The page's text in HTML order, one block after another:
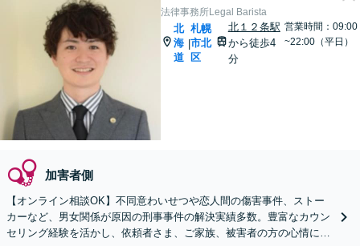
法律事務所Legal Barista
北
海
道
|
札幌
市北
区
北１２条駅
から徒歩4
分
営業時間：09:00
~22:00（平日）
加害者側
【オンライン相談OK】不同意わいせつや恋人間の傷害事件、ストー
カーなど、男女関係が原因の刑事事件の解決実績多数。豊富なカウン
セリング経験を活かし、依頼者さま、ご家族、被害者の方の心情に寄